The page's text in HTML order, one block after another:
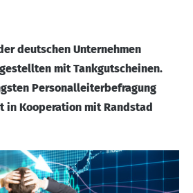
deutschen Unternehmen
mit Tankgutscheinen.
Personalleiterbefragung
in Kooperation mit Randstad